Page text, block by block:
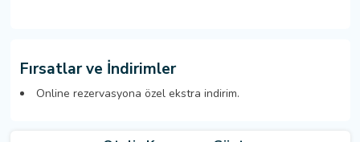
Fırsatlar ve İndirimler
Online rezervasyona özel ekstra indirim.